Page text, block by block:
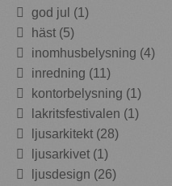
god jul (1)
häst (5)
inomhusbelysning (4)
inredning (11)
kontorbelysning (1)
lakritsfestivalen (1)
ljusarkitekt (28)
ljusarkivet (1)
ljusdesign (26)